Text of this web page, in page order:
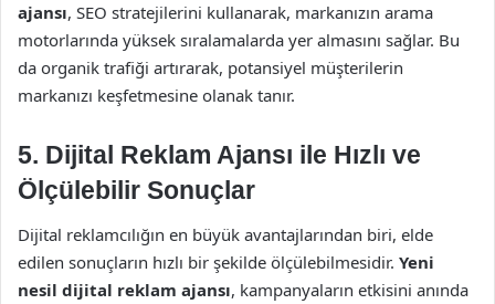
ajansı, SEO stratejilerini kullanarak, markanızın arama
motorlarında yüksek sıralamalarda yer almasını sağlar. Bu
da organik trafiği artırarak, potansiyel müşterilerin
markanızı keşfetmesine olanak tanır.
5. Dijital Reklam Ajansı ile Hızlı ve
Ölçülebilir Sonuçlar
Dijital reklamcılığın en büyük avantajlarından biri, elde
edilen sonuçların hızlı bir şekilde ölçülebilmesidir. Yeni
nesil dijital reklam ajansı, kampanyaların etkisini anında